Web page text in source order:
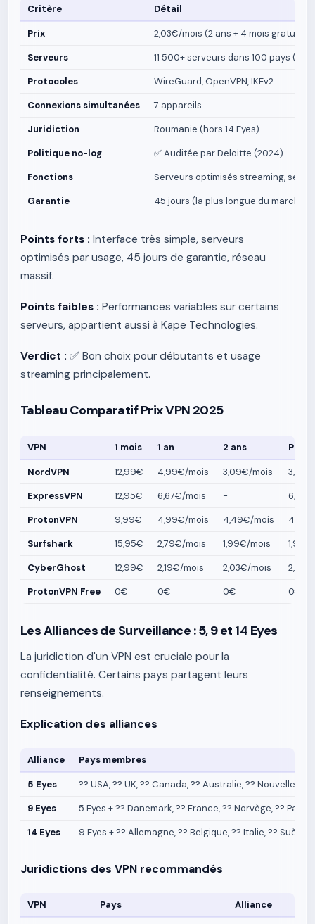
Critère Détail
Prix
2,03€/mois (2 ans + 4 mois gratuits)
Serveurs
11 500+ serveurs dans 100 pays (le
Protocoles
WireGuard, OpenVPN, IKEv2
Connexions simultanées
7 appareils
Juridiction
Roumanie (hors 14 Eyes)
Politique no-log
✅ Auditée par Deloitte (2024)
Fonctions
Serveurs optimisés streaming,
Garantie
45 jours (la plus longue du marché)
Points forts : Interface très simple, serveurs
optimisés par usage, 45 jours de garantie, réseau
massif.
Points faibles : Performances variables sur certains
serveurs, appartient aussi à Kape Technologies.
Verdict : ✅ Bon choix pour débutants et usage
streaming principalement.
Tableau Comparatif Prix VPN 2025
VPN 1 mois 1 an 2 ans Prix/
NordVPN 12,99€ 4,99€/mois 3,09€/mois
3,09€
ExpressVPN
12,95€ 6,67€/mois -
6,67€
ProtonVPN
9,99€ 4,99€/mois 4,49€/mois
4,49€
Surfshark
15,95€ 2,79€/mois 1,99€/mois
1,99€
CyberGhost
12,99€ 2,19€/mois 2,03€/mois
2,03€
ProtonVPN Free
0€ 0€ 0€ 0€
Les Alliances de Surveillance : 5, 9 et 14 Eyes
La juridiction d'un VPN est cruciale pour la
confidentialité. Certains pays partagent leurs
renseignements.
Explication des alliances
Alliance Pays membres
5 Eyes
?? USA, ?? UK, ?? Canada, ?? Australie, ?? Nouvelle-
9 Eyes
5 Eyes + ?? Danemark, ?? France, ?? Norvège, ?? Pays-
14 Eyes
9 Eyes + ?? Allemagne, ?? Belgique, ?? Italie, ?? Suède,
Juridictions des VPN recommandés
VPN Pays Alliance